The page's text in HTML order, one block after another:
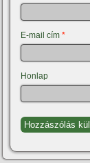
E-mail cím *
Honlap